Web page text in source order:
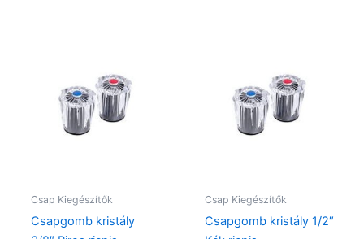
Csap Kiegészítők
Csapgomb kristály
Csap Kiegészítők
Csapgomb kristály 1/2″